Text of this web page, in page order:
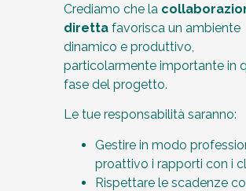
Crediamo che la
direttafavorisca un ambiente
dinamico e produttivo,
particolarmente importante in
fase del progetto.
Le tue responsabilità saranno:
Gestire in modo
proattivo i rapporti con i
Rispettare le scadenze